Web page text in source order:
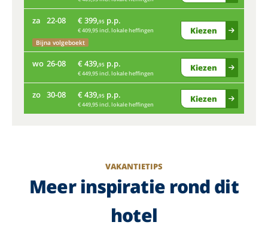
za 22-08 € 399,95 p.p.
€ 409,95 incl. lokale heffingen
Bijna volgeboekt
Kiezen
wo 26-08 € 439,95 p.p.
€ 449,95 incl. lokale heffingen
Kiezen
zo 30-08 € 439,95 p.p.
€ 449,95 incl. lokale heffingen
Kiezen
VAKANTIETIPS
Meer inspiratie rond dit
hotel